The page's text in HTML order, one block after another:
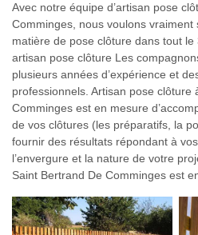
Avec notre équipe d’artisan pose
Comminges, nous voulons
matière de pose clôture dans tout le
artisan pose clôture Les
plusieurs années d’expérience et
professionnels. Artisan pose clôture
Comminges est en mesure
de vos clôtures (les préparatifs, la
fournir des résultats répondant à
l’envergure et la nature de votre
Saint Bertrand De Comminges est